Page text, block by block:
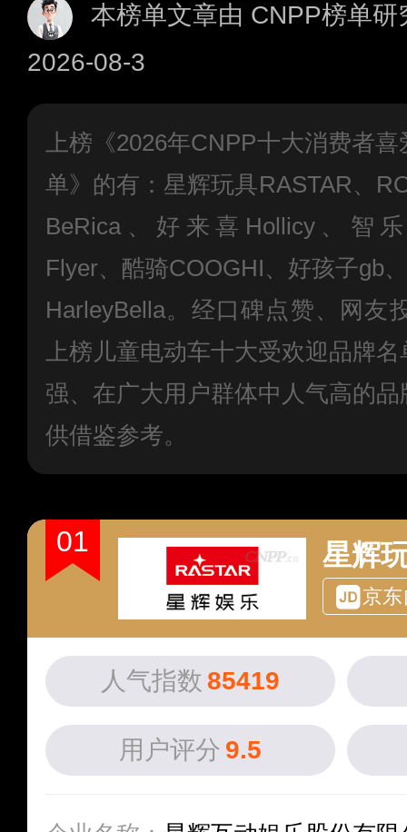
本榜单文章由 CNPP榜单
2026-08-3
上榜《2026年CNPP十大消费者
单》的有：星辉玩具RASTAR、
BeRica、好来喜Hollicy、智
Flyer、酷骑COOGHI、好孩子gb
HarleyBella。经口碑点赞、网友
上榜儿童电动车十大受欢迎品牌
强、在广大用户群体中人气高的
供借鉴参考。
01 星辉
京
人气指数 85419
用户评分 9.5